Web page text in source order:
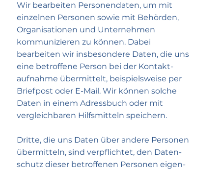
Wir bearbeiten Personen­daten, um mit
einzelnen Personen sowie mit Behörden,
Organi­sationen und Unternehmen
kommuni­zieren zu können. Dabei
bearbeiten wir insbesondere Daten, die uns
eine betroffene Person bei der Kontakt­
aufnahme übermittelt, beispielsweise per
Briefpost oder E-Mail. Wir können solche
Daten in einem Adress­buch oder mit
vergleichbaren Hilfs­mitteln speichern.
Dritte, die uns Daten über andere Personen
übermitteln, sind verpflichtet, den Daten­
schutz dieser betroffenen Personen eigen­